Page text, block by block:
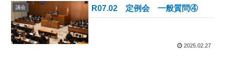
議会 R07.02 定例会 一般質問④
2025.02.27